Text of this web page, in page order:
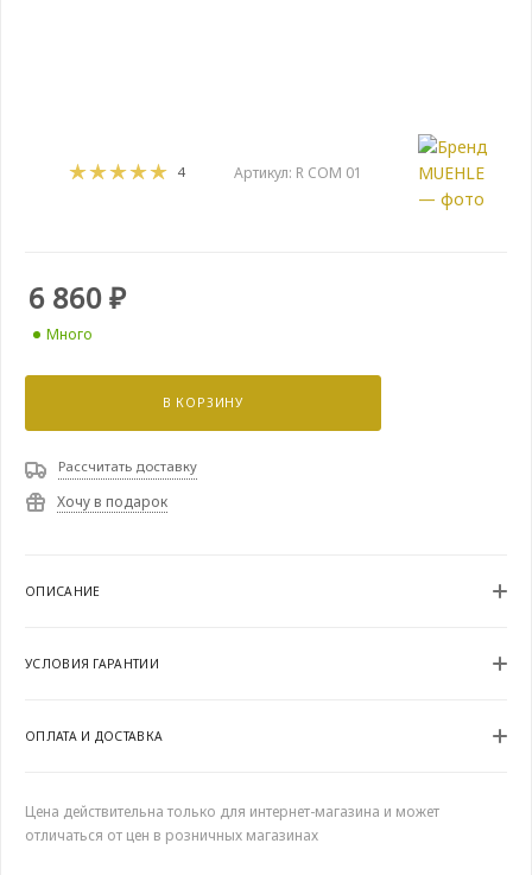
4 Артикул: R COM 01
6 860₽
Много
В КОРЗИНУ
Рассчитать доставку
Хочу в подарок
ОПИСАНИЕ
УСЛОВИЯ ГАРАНТИИ
ОПЛАТА И ДОСТАВКА
Цена действительна только для интернет-магазина и может
отличаться от цен в розничных магазинах